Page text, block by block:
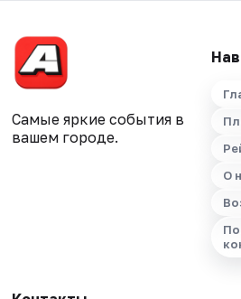
Самые яркие события в
вашем городе.
О